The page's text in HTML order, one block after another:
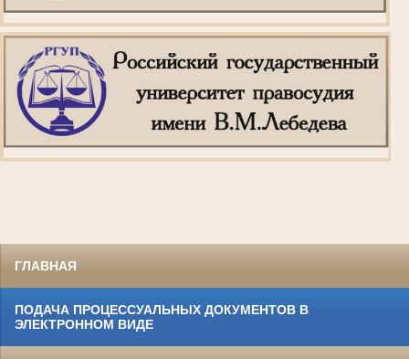
ГЛАВНАЯ
ПОДАЧА ПРОЦЕССУАЛЬНЫХ ДОКУМЕНТОВ В
ЭЛЕКТРОННОМ ВИДЕ